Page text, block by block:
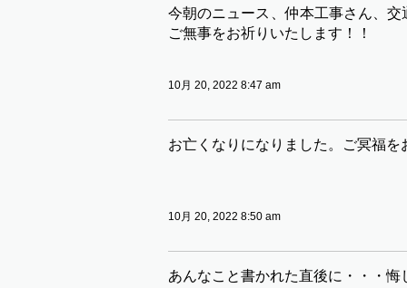
今朝のニュース、仲本工事さん、
ご無事をお祈りいたします！！
10月 20, 2022 8:47 am
お亡くなりになりました。ご冥福を
10月 20, 2022 8:50 am
あんなこと書かれた直後に・・・悔